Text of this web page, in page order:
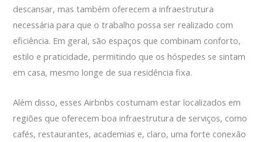
descansar, mas também oferecem a infraestrutura
necessária para que o trabalho possa ser realizado com
eficiência. Em geral, são espaços que combinam conforto,
estilo e praticidade, permitindo que os hóspedes se sintam
em casa, mesmo longe de sua residência fixa.
Além disso, esses Airbnbs costumam estar localizados em
regiões que oferecem boa infraestrutura de serviços, como
cafés, restaurantes, academias e, claro, uma forte conexão